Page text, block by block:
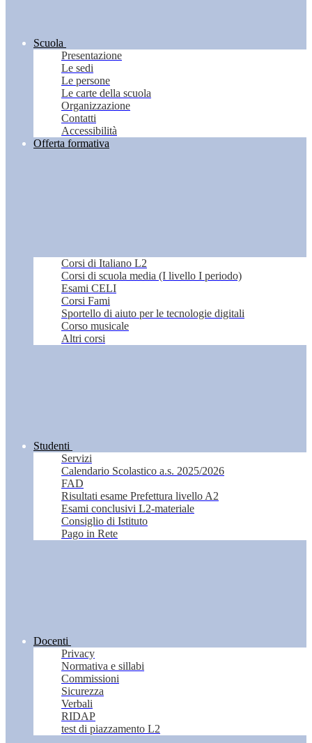
Scuola
Presentazione
Le sedi
Le persone
Le carte della scuola
Organizzazione
Contatti
Accessibilità
Offerta formativa
Corsi di Italiano L2
Corsi di scuola media (I livello I periodo)
Esami CELI
Corsi Fami
Sportello di aiuto per le tecnologie digitali
Corso musicale
Altri corsi
Studenti
Servizi
Calendario Scolastico a.s. 2025/2026
FAD
Risultati esame Prefettura livello A2
Esami conclusivi L2-materiale
Consiglio di Istituto
Pago in Rete
Docenti
Privacy
Normativa e sillabi
Commissioni
Sicurezza
Verbali
RIDAP
test di piazzamento L2